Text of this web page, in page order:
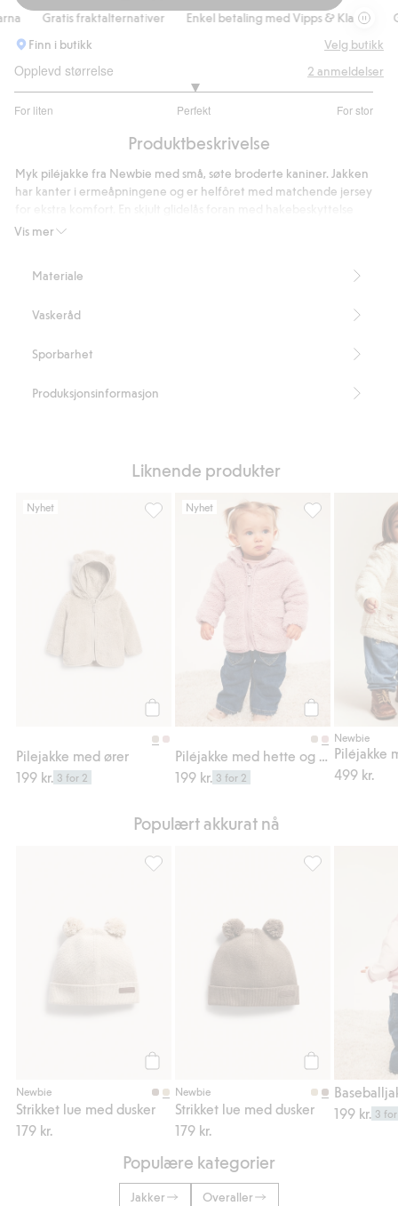
Gratis fraktalternativer Enkel betaling med Vipps & Klarna
Finn i butikk
Velg butikk
Opplevd størrelse
For liten Perfekt For stor
av
1
stemmer
2 anmeldelser
Produktbeskrivelse
Vis mer
Myk piléjakke fra Newbie med små, søte broderte kaniner. Jakken
har kanter i ermeåpningene og er helfôret med matchende jersey
øverst. Perfekt som et varmende lag på kjøligere dager. Avtakbar
Brodert kaninmønster.
Hakebeskyttelse.
Produktet inneholder 100 % resirkulert polyester.
Recycled Polyester
Materiale
Vaskeråd
Sporbarhet
Produksjonsinformasjon
Liknende produkter
Nyhet
Legg til
Pilejakke med ører
199 kr. 3 for 2
Pilejakke med ører, Legg til i favoriter
Nyhet
Legg til
199 kr. 3 for 2
Piléjakke
Newbie
499 kr.
Populært akkurat nå
Newbie
Strikket lue med dusker
179 kr.
Legg til
Newbie
Strikket lue med dusker
179 kr.
199 kr. 3
Populære kategorier
Jakker Overaller